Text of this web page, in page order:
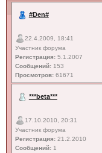
#Den#
22.4.2009, 18:41
Участник форума
Регистрация:5.1.2007
Сообщений:153
Просмотров:61671
***beta***
17.10.2010, 20:31
Участник форума
Регистрация:21.2.2010
Сообщений:1